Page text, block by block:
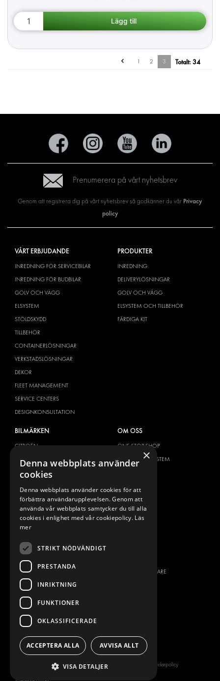
1 2 3 Totalt: 34
Prenumerera på vårt nyhetsbrev
Genom att registrera dig på vårt nyhetsbrev så godkänner du vår Privacy
policy
VÅRT ERBJUDANDE
INREDNING FÖR SERVICEBILAR
INREDNING FÖR BUDBILAR
GOLV OCH VÄGG
ELSYSTEM
STÖLDSKYDD
TILLBEHÖR
CONTAINERLÖSNINGAR
VERKSTADSLÖSNINGAR
DEKOR
FLEET MANAGEMENT
SERVICE CENTERS
DESIGNKONSULTATION
PRODUKTER
INREDNING
DELIVERYLÖSNINGAR
GOLV OCH VÄGG
ELSYSTEM OCH TILLBEHÖR
FÄRDIGA KIT
BILMÄRKEN
CITROËN
DACIA
FIAT
HYUNDAI
IVECO
MAN
MERCEDES
NISSAN
OPEL
PEUGEOT
RENAULT
TOYOTA
OM OSS
ONE-STOP-SHOP
OM MODUL-SYSTEM
NYHETER
KONTAKT
BLI ÅTERFÖRSÄLJARE
Copyright © 2026 Modul-System HH
Användarpolicy
×
Denna webbplats använder
cookies
Denna webbplats använder cookies för att
förbättra användarupplevelsen. Genom att
använda vår webbplats samtycker du till alla
cookies i enlighet med vår cookiepolicy. Läs
mer
STRIKT NÖDVÄNDIGT
PRESTANDA
INRIKTNING
FUNKTIONER
OKLASSIFICERADE
ACCEPTERA ALLA AVVISA ALLT
VISA DETALJER